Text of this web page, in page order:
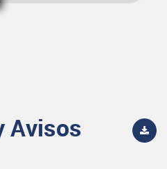
Avisos